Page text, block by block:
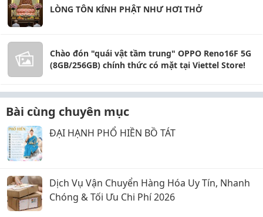
LÒNG TÔN KÍNH PHẬT NHƯ HƠI THỞ
Chào đón "quái vật tầm trung" OPPO Reno16F 5G
(8GB/256GB) chính thức có mặt tại Viettel Store!
Bài cùng chuyên mục
ĐẠI HẠNH PHỔ HIỀN BỒ TÁT
Dịch Vụ Vận Chuyển Hàng Hóa Uy Tín, Nhanh
Chóng & Tối Ưu Chi Phí 2026